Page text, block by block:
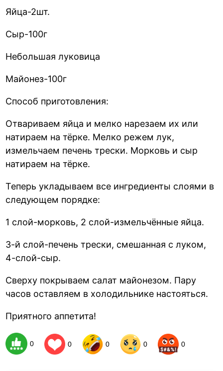
Яйца-2шт.
Сыр-100г
Небольшая луковица
Майонез-100г
Способ приготовления:
Отвариваем яйца и мелко нарезаем их или
натираем на тёрке. Мелко режем лук,
измельчаем печень трески. Морковь и сыр
натираем на тёрке.
Теперь укладываем все ингредиенты слоями в
следующем порядке:
1 слой-морковь, 2 слой-измельчённые яйца.
3-й слой-печень трески, смешанная с луком,
4-слой-сыр.
Сверху покрываем салат майонезом. Пару
часов оставляем в холодильнике настояться.
Приятного аппетита!
0 0 0 0 0